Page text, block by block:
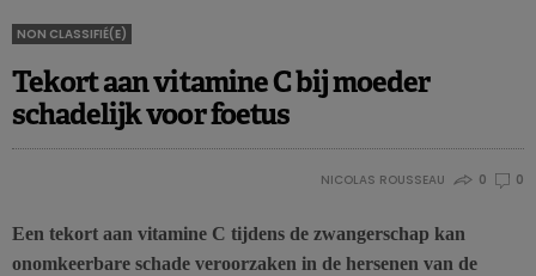
NON CLASSIFIÉ(E)
Tekort aan vitamine C bij moeder
schadelijk voor foetus
NICOLAS ROUSSEAU 0 0
Een tekort aan vitamine C tijdens de zwangerschap kan
onomkeerbare schade veroorzaken in de hersenen van de